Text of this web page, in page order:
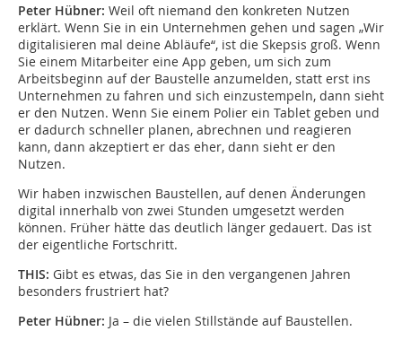
Peter Hübner: Weil oft niemand den konkreten Nutzen
erklärt. Wenn Sie in ein Unternehmen gehen und sagen „Wir
digitalisieren mal deine Abläufe“, ist die Skepsis groß. Wenn
Sie einem Mitarbeiter eine App geben, um sich zum
Arbeitsbeginn auf der Baustelle anzumelden, statt erst ins
Unternehmen zu fahren und sich einzustempeln, dann sieht
er den Nutzen. Wenn Sie einem Polier ein Tablet geben und
er dadurch schneller planen, abrechnen und reagieren
kann, dann akzeptiert er das eher, dann sieht er den
Nutzen.
Wir haben inzwischen Baustellen, auf denen Änderungen
digital innerhalb von zwei Stunden umgesetzt werden
können. Früher hätte das deutlich länger gedauert. Das ist
der eigentliche Fortschritt.
THIS: Gibt es etwas, das Sie in den vergangenen Jahren
besonders frustriert hat?
Peter Hübner: Ja – die vielen Stillstände auf Baustellen.